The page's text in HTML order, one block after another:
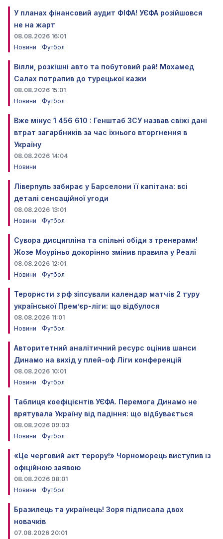
У планах фінансовий аудит ФІФА! УЄФА розійшовся
не на жарт
08.08.2026 16:01
Новини
Футбол
Вілли, розкішні авто та побутовий рай! Мохамед
Салах потрапив до турецької казки
08.08.2026 15:01
Новини
Футбол
Вже мінус 1 456 610 : Генштаб ЗСУ назвав свіжі дані
втрат загарбників за час їхнього вторгнення в
Україну
08.08.2026 14:04
Новини
Ліверпуль забирає у Барселони її капітана: всі
деталі сенсаційної угоди
08.08.2026 13:01
Новини
Футбол
Сувора дисципліна та спільні обіди з тренерами!
Жозе Моуріньо докорінно змінив правила у Реалі
08.08.2026 12:01
Новини
Футбол
Терористи з рф зіпсували календар матчів 2 туру
української Прем’єр-ліги: що відбулося
08.08.2026 11:01
Новини
Футбол
Авторитетний аналітичний ресурс оцінив шанси
Динамо на вихід у плей-оф Ліги конференцій
08.08.2026 10:01
Новини
Футбол
Таблиця коефіцієнтів УЄФА. Перемога Динамо не
врятувала Україну від падіння: що відбувається
08.08.2026 09:03
Новини
Футбол
«Це черговий акт терору!» Чорноморець виступив із
офіційною заявою
08.08.2026 08:01
Новини
Футбол
Бразилець та українець! Зоря підписала двох
новачків
07.08.2026 20:01